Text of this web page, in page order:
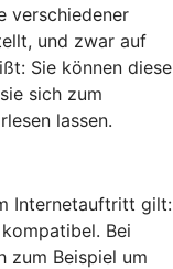
verschiedener
und zwar auf
Sie können diese
sich zum
lassen.
Internetauftritt gilt:
Bei
zum Beispiel um